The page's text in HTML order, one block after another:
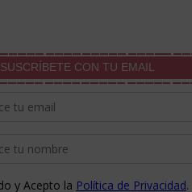
SUSCRÍBETE CON TU EMAIL